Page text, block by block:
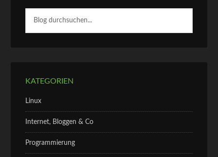
KATEGORIEN
Linux
Internet, Bloggen & Co
Programmierung